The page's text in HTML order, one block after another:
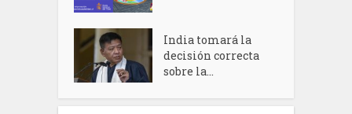
India tomará la
decisión correcta
sobre la...